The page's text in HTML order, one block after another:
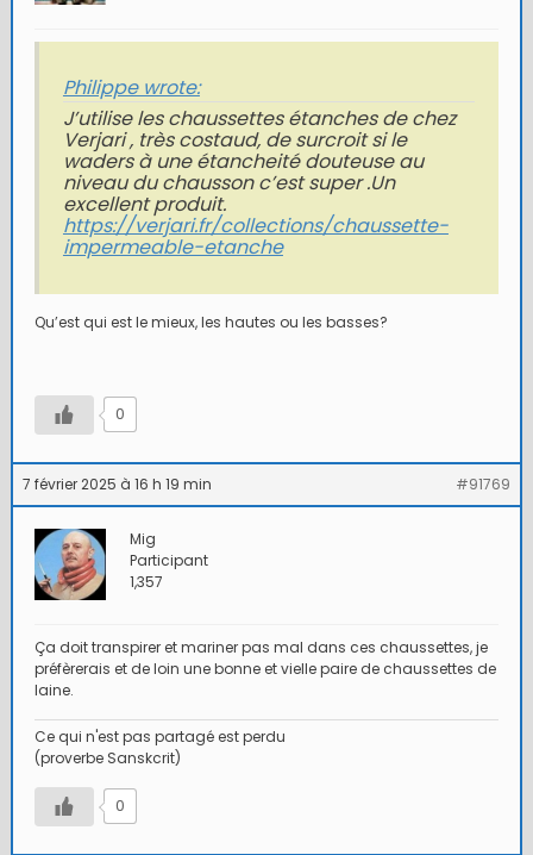
Philippe wrote:
J’utilise les chaussettes étanches de chez
Verjari , très costaud, de surcroit si le
waders à une étancheité douteuse au
niveau du chausson c’est super .Un
excellent produit.
https://verjari.fr/collections/chaussette-
impermeable-etanche
Qu’est qui est le mieux, les hautes ou les basses?
0
7 février 2025 à 16 h 19 min #91769
Mig
Participant
1,357
Ça doit transpirer et mariner pas mal dans ces chaussettes, je
préfèrerais et de loin une bonne et vielle paire de chaussettes de
laine.
Ce qui n'est pas partagé est perdu
(proverbe Sanskcrit)
0